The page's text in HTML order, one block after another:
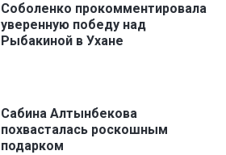
Соболенко прокомментировала
уверенную победу над
Рыбакиной в Ухане
Сабина Алтынбекова
похвасталась роскошным
подарком